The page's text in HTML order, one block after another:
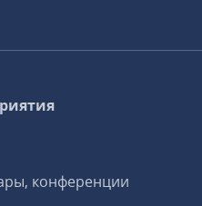
конференции